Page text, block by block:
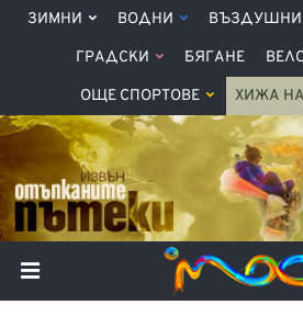
ЗИМНИ ВОДНИ ВЪЗДУШНИ
ГРАДСКИ БЯГАНЕ
ОЩЕ СПОРТОВЕ ХИЖА